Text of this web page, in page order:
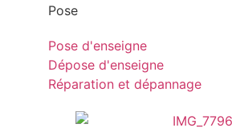
Pose
Pose d'enseigne
Dépose d'enseigne
Réparation et dépannage